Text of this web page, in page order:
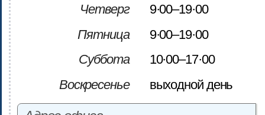
Четверг
9·00–19·00
Пятница
9·00–19·00
Суббота
10·00–17·00
Воскресенье
выходной день